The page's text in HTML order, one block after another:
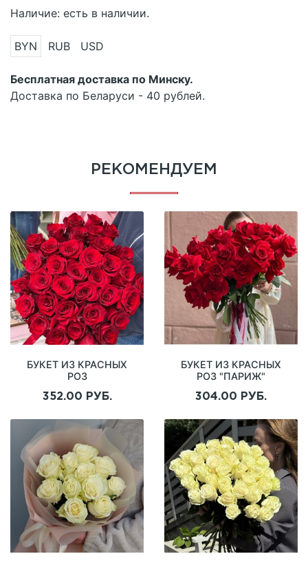
Наличие: есть в наличии.
BYN RUB USD
Бесплатная доставка по Минску.
Доставка по Беларуси - 40 рублей.
РЕКОМЕНДУЕМ
БУКЕТ ИЗ КРАСНЫХ
РОЗ
СЧАСТЬЯ"
352.00 РУБ.
БУКЕТ ИЗ КРАСНЫХ
РОЗ "ПАРИЖ"
304.00 РУБ.